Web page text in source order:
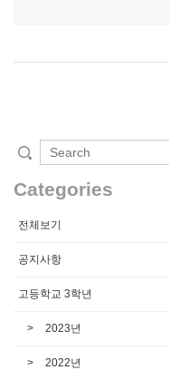
Categories
전체보기
공지사항
고등학교 3학년
2023년
2022년